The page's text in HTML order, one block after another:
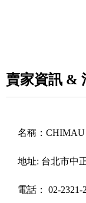
賣家資訊 &
名稱：
地址: 台北市中
電話： 02-2321-